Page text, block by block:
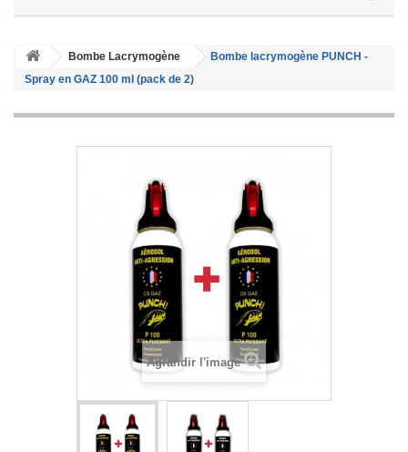
Bombe Lacrymogène
Bombe lacrymogène PUNCH -
Spray en GAZ 100 ml (pack de 2)
Agrandir l'image